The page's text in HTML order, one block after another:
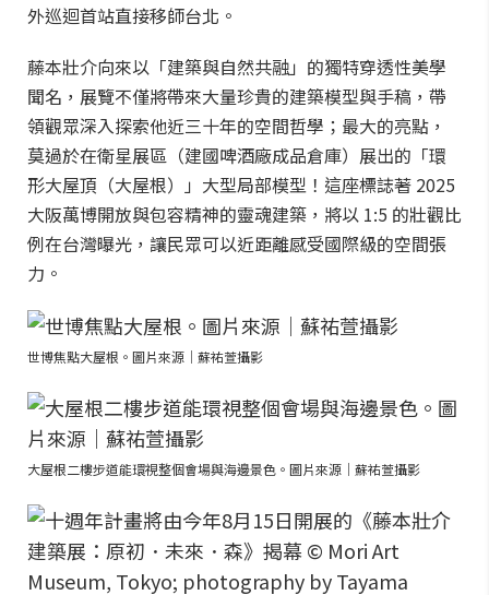
外巡迴首站直接移師台北。
藤本壯介向來以「建築與自然共融」的獨特穿透性美學
聞名，展覽不僅將帶來大量珍貴的建築模型與手稿，帶
領觀眾深入探索他近三十年的空間哲學；最大的亮點，
莫過於在衛星展區（建國啤酒廠成品倉庫）展出的「環
形大屋頂（大屋根）」大型局部模型！這座標誌著 2025
大阪萬博開放與包容精神的靈魂建築，將以 1:5 的壯觀比
例在台灣曝光，讓民眾可以近距離感受國際級的空間張
力。
世博焦點大屋根。圖片來源｜蘇祐萱攝影
大屋根二樓步道能環視整個會場與海邊景色。圖片來源｜蘇祐萱攝影